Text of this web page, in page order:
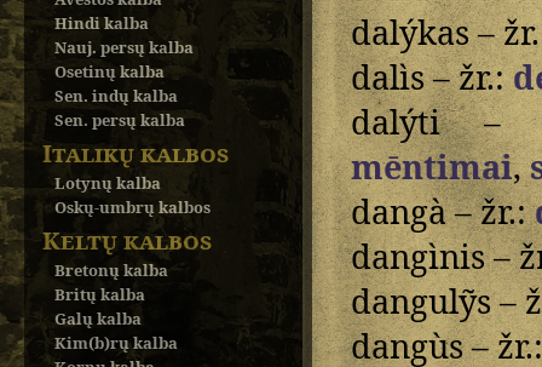
Hindi kalba
Nauj. persų kalba
Osetinų kalba
Sen. indų kalba
Sen. persų kalba
Italikų kalbos
Lotynų kalba
Oskų-umbrų kalbos
Keltų kalbos
Bretonų kalba
Britų kalba
Galų kalba
Kim(b)rų kalba
dalýkas –
dalìs – žr.:
dalýti
mēntimai,
dangà – žr.:
dangìnis –
dangulỹs –
dangùs –